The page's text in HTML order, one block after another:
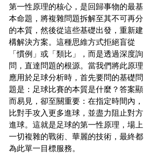
第一性原理的核心，是回歸事物的最基
本命題，將複雜問題拆解至其不可再分
的本質，然後從這些基礎出發，重新建
構解決方案。這種思維方式拒絕盲從
「慣例」或「類比」，而是透過深度詢
問 ，直達問題的根源。當我們將此原理
應用於足球分析時，首先要問的基礎問
題是：足球比賽的本質是什麼？答案顯
而易見，卻至關重要：在指定時間內，
比對手攻入更多進球，並盡力阻止對方
進球。這就是足球的第一性原理，場上
一切複雜的戰術、華麗的技術，最終都
為此單一目標服務。